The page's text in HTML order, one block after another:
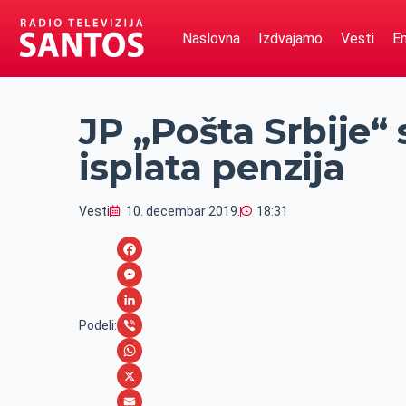
Naslovna Izdvajamo Vesti
JP „Pošta
isplata penzija
Vesti 10. decembar 2019. 18:31
Podeli:
F
a
c
e
b
o
M
e
s
s
e
L
i
n
k
V
i
b
W
h
X